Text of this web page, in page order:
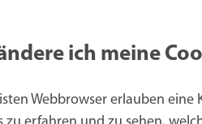
ich meine
Webbrowser erlauben